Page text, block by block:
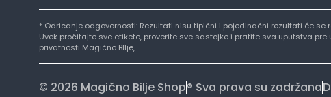
* Odricanje odgovornosti: Rezultati nisu tipični i pojedinačni rezultati će
Uvek pročitajte sve etikete, proverite sve sastojke i pratite sva uputstva
privatnosti Magično BIlje,
© 2026 Magično Bilje Shop® Sva prava su zadržana